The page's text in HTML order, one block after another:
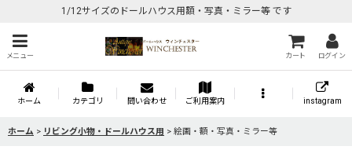
1/12サイズのドールハウス用額・写真・ミラー等 です
メニュー カート ログイン
ホーム カテゴリ 問い合わせ ご利用案内 instagram
ホーム > リビング小物・ドールハウス用 > 絵画・額・写真・ミラー等